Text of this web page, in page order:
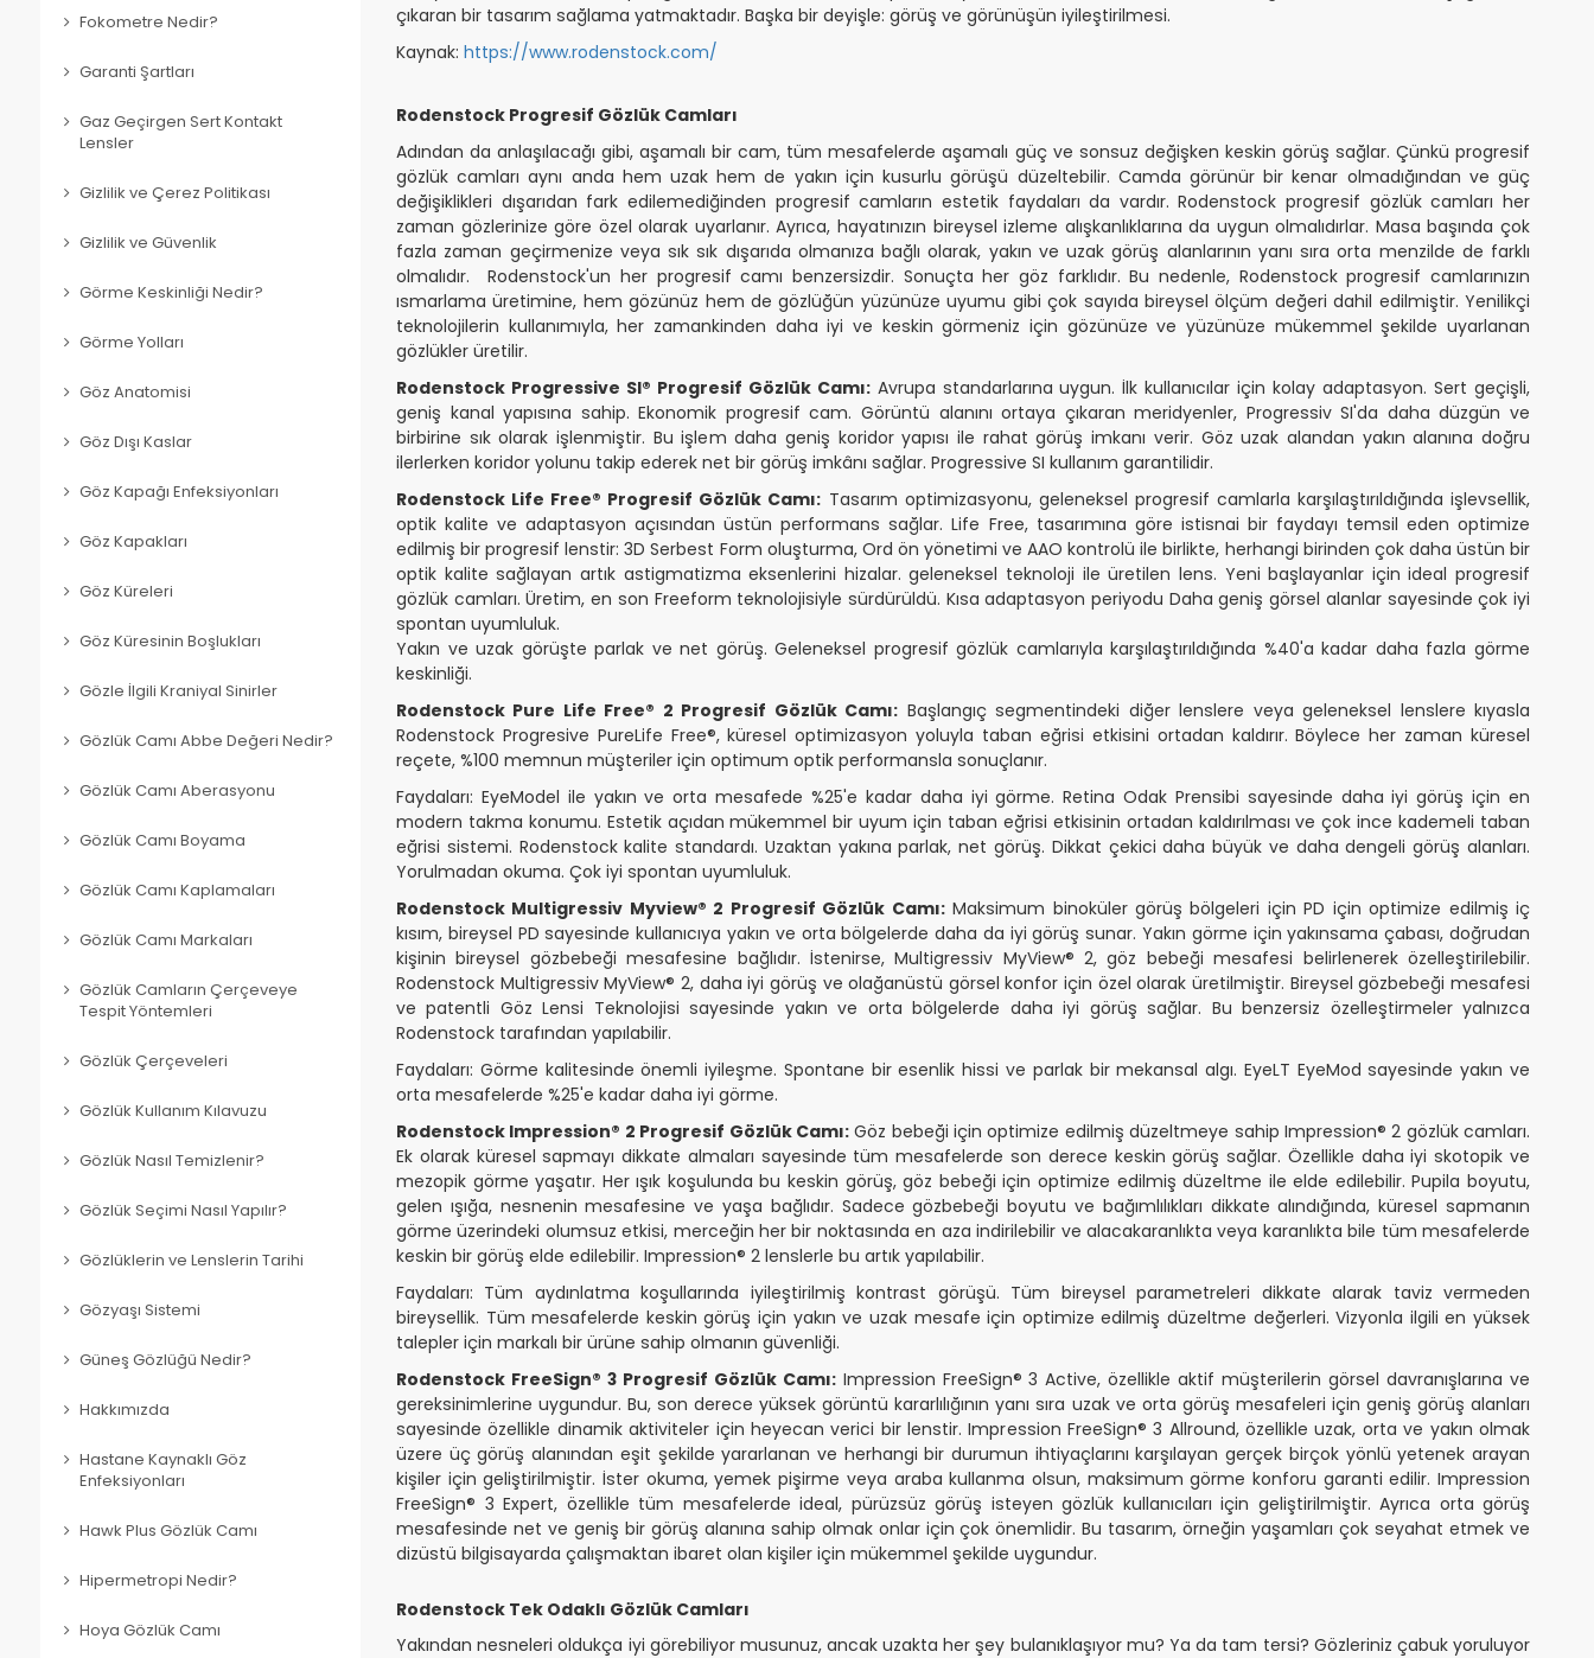
Fokometre Nedir?
Garanti Şartları
Gaz Geçirgen Sert Kontakt
Lensler
Gizlilik ve Çerez Politikası
Gizlilik ve Güvenlik
Görme Keskinliği Nedir?
Görme Yolları
Göz Anatomisi
Göz Dışı Kaslar
Göz Kapağı Enfeksiyonları
Göz Kapakları
Göz Küreleri
Göz Küresinin Boşlukları
Gözle İlgili Kraniyal Sinirler
Gözlük Camı Abbe Değeri Nedir?
Gözlük Camı Aberasyonu
Gözlük Camı Boyama
Gözlük Camı Kaplamaları
Gözlük Camı Markaları
Gözlük Camların Çerçeveye
Tespit Yöntemleri
Gözlük Çerçeveleri
Gözlük Kullanım Kılavuzu
Gözlük Nasıl Temizlenir?
Gözlük Seçimi Nasıl Yapılır?
Gözlüklerin ve Lenslerin Tarihi
Gözyaşı Sistemi
Güneş Gözlüğü Nedir?
Hakkımızda
Hastane Kaynaklı Göz
Enfeksiyonları
Hawk Plus Gözlük Camı
Hipermetropi Nedir?
Hoya Gözlük Camı
çıkaran bir tasarım sağlama yatmaktadır. Başka bir deyişle: görüş ve görünüşün iyileştirilmesi.
Kaynak: https://www.rodenstock.com/
Rodenstock Progresif Gözlük Camları
Adından da anlaşılacağı gibi, aşamalı bir cam, tüm mesafelerde aşamalı güç ve sonsuz değişken keskin görüş sağlar. Çünkü progresif
gözlük camları aynı anda hem uzak hem de yakın için kusurlu görüşü düzeltebilir. Camda görünür bir kenar olmadığından ve güç
değişiklikleri dışarıdan fark edilemediğinden progresif camların estetik faydaları da vardır. Rodenstock progresif gözlük camları her
zaman gözlerinize göre özel olarak uyarlanır. Ayrıca, hayatınızın bireysel izleme alışkanlıklarına da uygun olmalıdırlar. Masa başında çok
fazla zaman geçirmenize veya sık sık dışarıda olmanıza bağlı olarak, yakın ve uzak görüş alanlarının yanı sıra orta menzilde de farklı
olmalıdır. Rodenstock'un her progresif camı benzersizdir. Sonuçta her göz farklıdır. Bu nedenle, Rodenstock progresif camlarınızın
ısmarlama üretimine, hem gözünüz hem de gözlüğün yüzünüze uyumu gibi çok sayıda bireysel ölçüm değeri dahil edilmiştir. Yenilikçi
teknolojilerin kullanımıyla, her zamankinden daha iyi ve keskin görmeniz için gözünüze ve yüzünüze mükemmel şekilde uyarlanan
gözlükler üretilir.
Rodenstock Progressive SI® Progresif Gözlük Camı:Avrupa standarlarına uygun. İlk kullanıcılar için kolay adaptasyon. Sert geçişli,
geniş kanal yapısına sahip. Ekonomik progresif cam. Görüntü alanını ortaya çıkaran meridyenler, Progressiv SI'da daha düzgün ve
birbirine sık olarak işlenmiştir. Bu işlem daha geniş koridor yapısı ile rahat görüş imkanı verir. Göz uzak alandan yakın alanına doğru
ilerlerken koridor yolunu takip ederek net bir görüş imkânı sağlar. Progressive SI kullanım garantilidir.
Rodenstock Life Free® Progresif Gözlük Camı: Tasarım optimizasyonu, geleneksel progresif camlarla karşılaştırıldığında işlevsellik,
optik kalite ve adaptasyon açısından üstün performans sağlar. Life Free, tasarımına göre istisnai bir faydayı temsil eden optimize
edilmiş bir progresif lenstir: 3D Serbest Form oluşturma, Ord ön yönetimi ve AAO kontrolü ile birlikte, herhangi birinden çok daha üstün bir
optik kalite sağlayan artık astigmatizma eksenlerini hizalar. geleneksel teknoloji ile üretilen lens. Yeni başlayanlar için ideal progresif
gözlük camları. Üretim, en son Freeform teknolojisiyle sürdürüldü. Kısa adaptasyon periyodu Daha geniş görsel alanlar sayesinde çok iyi
spontan uyumluluk.
Yakın ve uzak görüşte parlak ve net görüş. Geleneksel progresif gözlük camlarıyla karşılaştırıldığında %40'a kadar daha fazla görme
keskinliği.
Rodenstock Pure Life Free® 2 Progresif Gözlük Camı: Başlangıç segmentindeki diğer lenslere veya geleneksel lenslere kıyasla
Rodenstock Progresive PureLife Free®, küresel optimizasyon yoluyla taban eğrisi etkisini ortadan kaldırır. Böylece her zaman küresel
reçete, %100 memnun müşteriler için optimum optik performansla sonuçlanır.
Faydaları: EyeModel ile yakın ve orta mesafede %25'e kadar daha iyi görme. Retina Odak Prensibi sayesinde daha iyi görüş için en
modern takma konumu. Estetik açıdan mükemmel bir uyum için taban eğrisi etkisinin ortadan kaldırılması ve çok ince kademeli taban
eğrisi sistemi. Rodenstock kalite standardı. Uzaktan yakına parlak, net görüş. Dikkat çekici daha büyük ve daha dengeli görüş alanları.
Yorulmadan okuma. Çok iyi spontan uyumluluk.
Rodenstock Multigressiv Myview® 2 Progresif Gözlük Camı:Maksimum binoküler görüş bölgeleri için PD için optimize edilmiş iç
kısım, bireysel PD sayesinde kullanıcıya yakın ve orta bölgelerde daha da iyi görüş sunar. Yakın görme için yakınsama çabası, doğrudan
kişinin bireysel gözbebeği mesafesine bağlıdır. İstenirse, Multigressiv MyView® 2, göz bebeği mesafesi belirlenerek özelleştirilebilir.
Rodenstock Multigressiv MyView® 2, daha iyi görüş ve olağanüstü görsel konfor için özel olarak üretilmiştir. Bireysel gözbebeği mesafesi
ve patentli Göz Lensi Teknolojisi sayesinde yakın ve orta bölgelerde daha iyi görüş sağlar. Bu benzersiz özelleştirmeler yalnızca
Rodenstock tarafından yapılabilir.
Faydaları: Görme kalitesinde önemli iyileşme. Spontane bir esenlik hissi ve parlak bir mekansal algı. EyeLT EyeMod sayesinde yakın ve
orta mesafelerde %25'e kadar daha iyi görme.
Rodenstock Impression® 2 Progresif Gözlük Camı:Göz bebeği için optimize edilmiş düzeltmeye sahip Impression® 2 gözlük camları.
Ek olarak küresel sapmayı dikkate almaları sayesinde tüm mesafelerde son derece keskin görüş sağlar. Özellikle daha iyi skotopik ve
mezopik görme yaşatır. Her ışık koşulunda bu keskin görüş, göz bebeği için optimize edilmiş düzeltme ile elde edilebilir. Pupila boyutu,
gelen ışığa, nesnenin mesafesine ve yaşa bağlıdır. Sadece gözbebeği boyutu ve bağımlılıkları dikkate alındığında, küresel sapmanın
görme üzerindeki olumsuz etkisi, merceğin her bir noktasında en aza indirilebilir ve alacakaranlıkta veya karanlıkta bile tüm mesafelerde
keskin bir görüş elde edilebilir. Impression® 2 lenslerle bu artık yapılabilir.
Faydaları: Tüm aydınlatma koşullarında iyileştirilmiş kontrast görüşü. Tüm bireysel parametreleri dikkate alarak taviz vermeden
bireysellik. Tüm mesafelerde keskin görüş için yakın ve uzak mesafe için optimize edilmiş düzeltme değerleri. Vizyonla ilgili en yüksek
talepler için markalı bir ürüne sahip olmanın güvenliği.
Rodenstock FreeSign® 3 Progresif Gözlük Camı:Impression FreeSign® 3 Active, özellikle aktif müşterilerin görsel davranışlarına ve
gereksinimlerine uygundur. Bu, son derece yüksek görüntü kararlılığının yanı sıra uzak ve orta görüş mesafeleri için geniş görüş alanları
sayesinde özellikle dinamik aktiviteler için heyecan verici bir lenstir. Impression FreeSign® 3 Allround, özellikle uzak, orta ve yakın olmak
üzere üç görüş alanından eşit şekilde yararlanan ve herhangi bir durumun ihtiyaçlarını karşılayan gerçek birçok yönlü yetenek arayan
kişiler için geliştirilmiştir. İster okuma, yemek pişirme veya araba kullanma olsun, maksimum görme konforu garanti edilir. Impression
FreeSign® 3 Expert, özellikle tüm mesafelerde ideal, pürüzsüz görüş isteyen gözlük kullanıcıları için geliştirilmiştir. Ayrıca orta görüş
mesafesinde net ve geniş bir görüş alanına sahip olmak onlar için çok önemlidir. Bu tasarım, örneğin yaşamları çok seyahat etmek ve
dizüstü bilgisayarda çalışmaktan ibaret olan kişiler için mükemmel şekilde uygundur.
Rodenstock Tek Odaklı Gözlük Camları
Yakından nesneleri oldukça iyi görebiliyor musunuz, ancak uzakta her şey bulanıklaşıyor mu? Ya da tam tersi? Gözleriniz çabuk yoruluyor